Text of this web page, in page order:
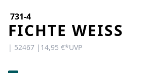
unser Kontaktformular.
731-4
FICHTE WEISS
| 52467 | 14,95 €*UVP